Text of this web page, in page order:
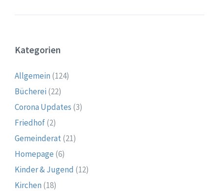
Kategorien
Allgemein (124)
Bücherei (22)
Corona Updates (3)
Friedhof(2)
Gemeinderat(21)
Homepage (6)
Kinder & Jugend (12)
Kirchen (18)